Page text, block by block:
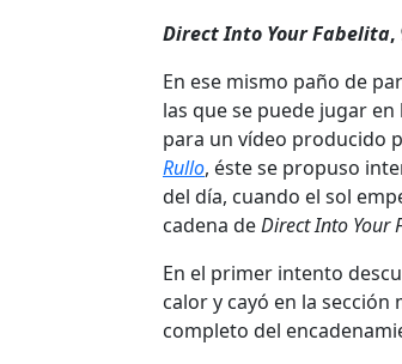
Direct Into Your Fabelita,
En ese mismo paño de
las que se puede jugar en
para un vídeo producido
Rullo, éste se propuso
del día, cuando el sol
cadena deDirect Into Your
En el primer intento
calor y cayó en la
completo del